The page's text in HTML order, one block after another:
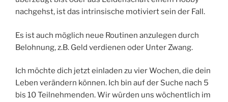
nachgehst, ist das intrinsische motiviert sein der Fall.
Es ist auch möglich neue Routinen anzulegen durch
Belohnung, z.B. Geld verdienen oder Unter Zwang.
Ich möchte dich jetzt einladen zu vier Wochen, die dein
Leben verändern können. Ich bin auf der Suche nach 5
bis 10 Teilnehmenden. Wir würden uns wöchentlich im